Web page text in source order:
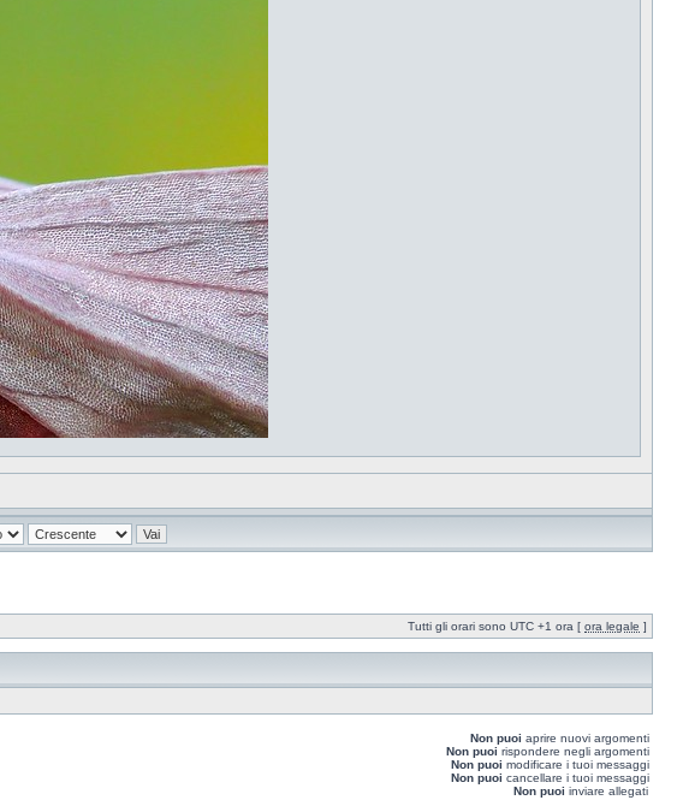
Tutti gli orari sono UTC +1 ora [ ora legale ]
Non puoi aprire nuovi argomenti
Non puoi rispondere negli argomenti
Non puoi modificare i tuoi messaggi
Non puoi cancellare i tuoi messaggi
Non puoi inviare allegati